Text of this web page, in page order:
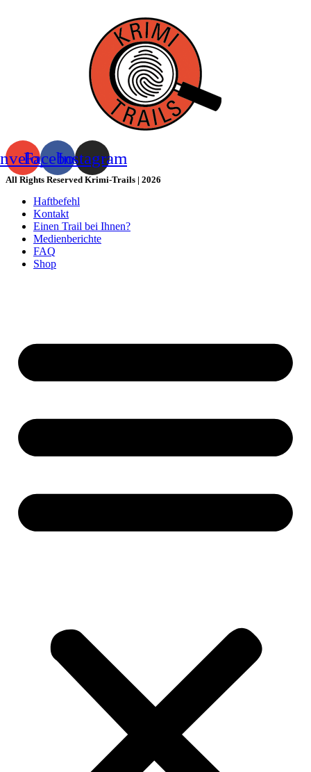
FacebookInstagram
All Rights Reserved Krimi-Trails | 2026
Haftbefehl
Kontakt
Einen Trail bei Ihnen?
Medienberichte
FAQ
Shop